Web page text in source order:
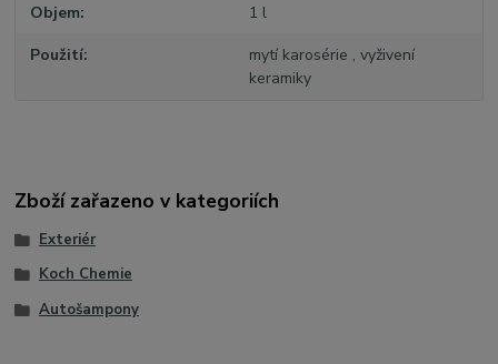
Objem 1 l
Použití
mytí karosérie , vyživení
keramiky
Zboží zařazeno v kategoriích
Exteriér
Koch Chemie
Autošampony